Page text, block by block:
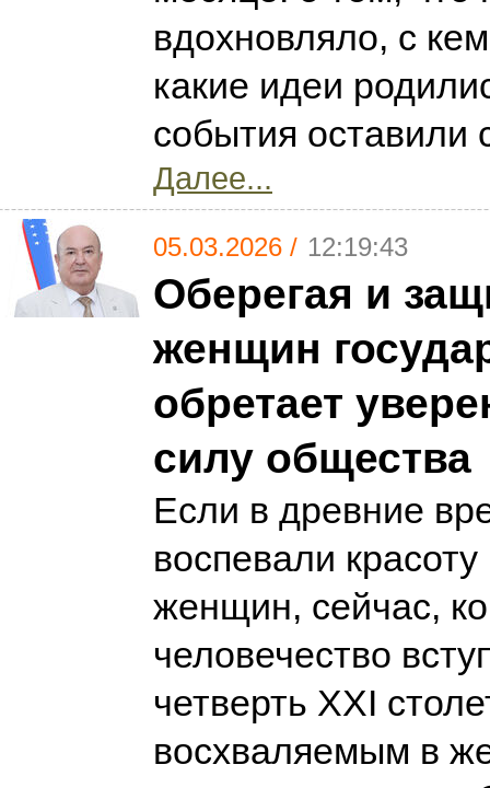
вдохновляло, с
какие идеи
события оставили
Далее...
05.03.2026 / 12:19:43
Оберегая и
женщин
обретает
силу общества
Если в древние
воспевали
женщин, сейчас,
человечество
четверть XXI
восхваляемым в